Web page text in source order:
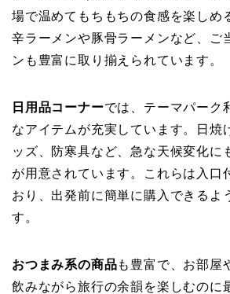
場で温めてもちもちの食感を楽しめ
辛ラーメンや豚骨ラーメンなど、ご
ンも豊富に取り揃えられています。
日用品コーナーでは、テーマパーク
なアイテムが充実しています。日焼
ッズ、防寒具など、急な天候変化に
が用意されています。これらは入口
おり、出発前に簡単に購入できるよ
す。
おつまみ系の商品も豊富で、お部屋
飲みながら旅行の余韻を楽しむのに